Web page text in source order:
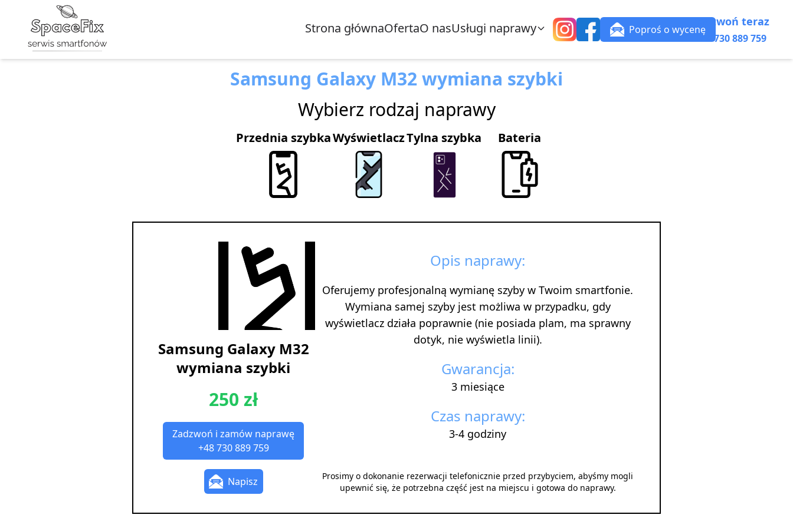
Strona głównaOfertaO nasUsługi naprawy Poproś o wycenę
Zadzwoń teraz
+48 730 889 759
Samsung Galaxy M32 wymiana szybki
Wybierz rodzaj naprawy
Przednia szybkaWyświetlaczTylna szybka Bateria
Samsung Galaxy M32
wymiana szybki
250 zł
Zadzwoń i zamów naprawę
+48 730 889 759
Napisz
Opis naprawy:
Oferujemy profesjonalną wymianę szyby w Twoim smartfonie.
Wymiana samej szyby jest możliwa w przypadku, gdy
wyświetlacz działa poprawnie (nie posiada plam, ma sprawny
dotyk, nie wyświetla linii).
Gwarancja:
3 miesiące
Czas naprawy:
3-4 godziny
Prosimy o dokonanie rezerwacji telefonicznie przed przybyciem, abyśmy mogli
upewnić się, że potrzebna część jest na miejscu i gotowa do naprawy.